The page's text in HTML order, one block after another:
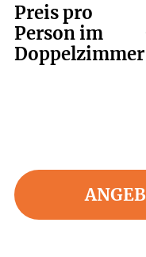
Preis pro
Person im
Doppelzimmer